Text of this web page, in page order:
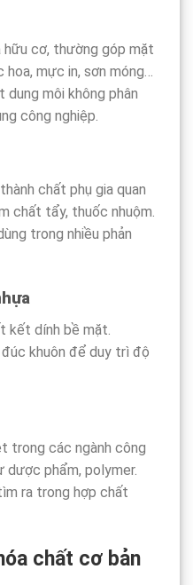
cơ, thường góp mặt
mực in, sơn móng…
môi không phân
công nghiệp.
chất phụ gia quan
chất tẩy, thuốc nhuộm.
trong nhiều phản
kết dính bề mặt.
khuôn để duy trì độ
trong các ngành công
dược phẩm, polymer.
ra trong hợp chất
chất cơ bản